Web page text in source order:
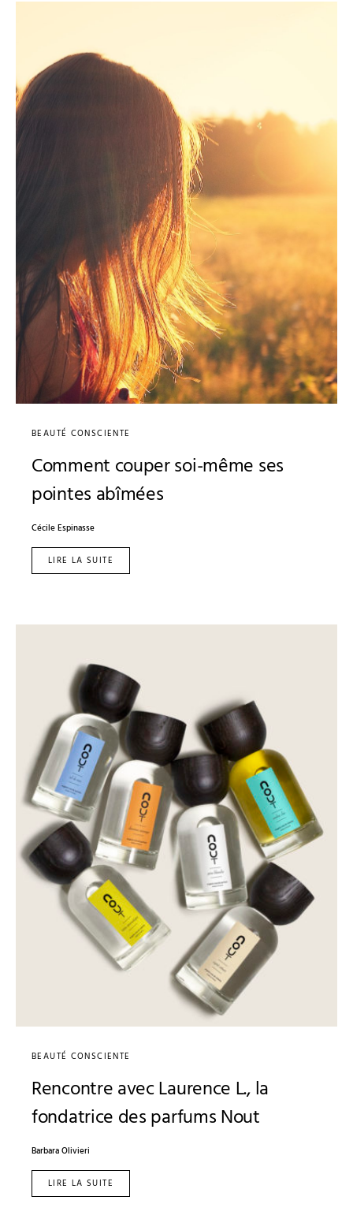
BEAUTÉ CONSCIENTE
Comment couper soi-même ses
pointes abîmées
Cécile Espinasse
LIRE LA SUITE
BEAUTÉ CONSCIENTE
Rencontre avec Laurence L., la
fondatrice des parfums Nout
Barbara Olivieri
LIRE LA SUITE